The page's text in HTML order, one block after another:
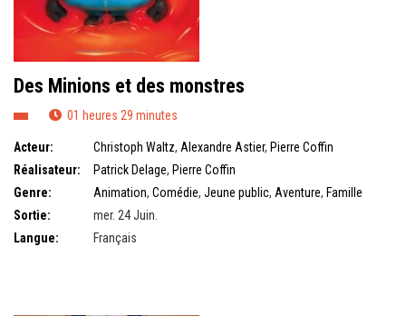
Des Minions et des monstres
01 heures 29 minutes
Acteur: Christoph Waltz, Alexandre Astier, Pierre Coffin
Réalisateur:
Patrick Delage, Pierre Coffin
Genre:
Animation, Comédie, Jeune public, Aventure, Famille
Sortie:
mer. 24 Juin.
Langue:
Français